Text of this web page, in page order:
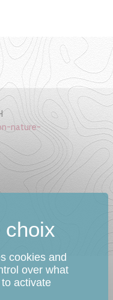
nature-
cookies and
over what
activate